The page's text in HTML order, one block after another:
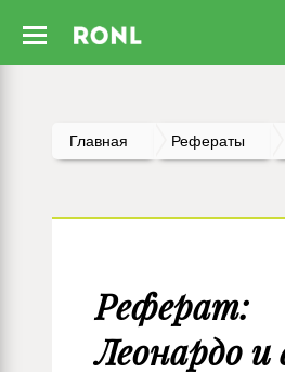
Главная Рефераты
Реферат:
Леонардо и